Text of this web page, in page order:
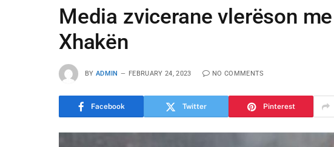
Media zvicerane vlerëson
Xhakën
BY ADMIN FEBRUARY 24, 2023 NO COMMENTS
Facebook Twitter Pinterest